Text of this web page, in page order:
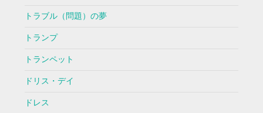
トラブル（問題）の夢
トランプ
トランペット
ドリス・デイ
ドレス